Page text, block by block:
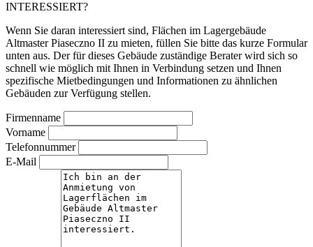
INTERESSIERT?
Wenn Sie daran interessiert sind, Flächen im Lagergebäude
Altmaster Piaseczno II zu mieten, füllen Sie bitte das kurze Formular
unten aus. Der für dieses Gebäude zuständige Berater wird sich so
schnell wie möglich mit Ihnen in Verbindung setzen und Ihnen
spezifische Mietbedingungen und Informationen zu ähnlichen
Gebäuden zur Verfügung stellen.
Firmenname
Vorname
Telefonnummer
E-Mail